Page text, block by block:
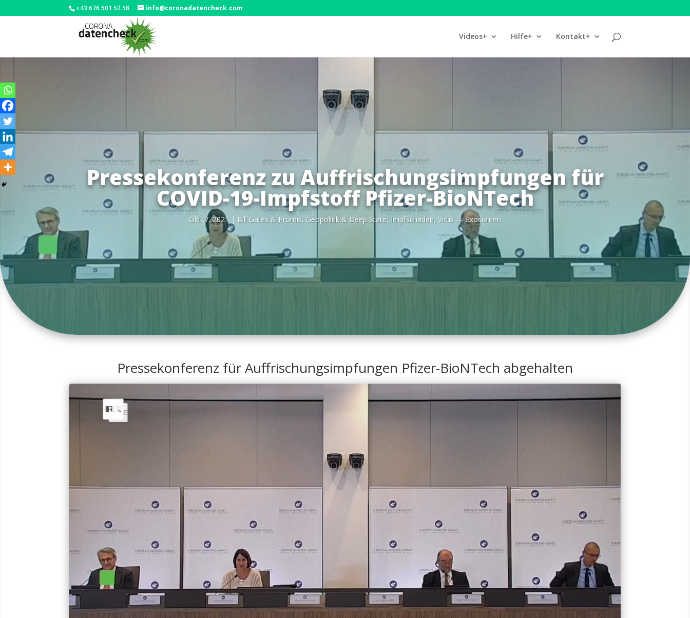
+43 676 501 52 58 info@coronadatencheck.com
Videos+ Hilfe+ Kontakt+
Pressekonferenz zu Auffrischungsimpfungen für
COVID-19-Impfstoff Pfizer-BioNTech
Okt. 7, 2021 | Bill Gates & Pro­mis, Geo­po­li­tik & Deep Sta­te, Impf­scha­den, Virus — Exosomen
Pressekonferenz für Auffrischungsimpfungen Pfizer-BioNTech abgehalten